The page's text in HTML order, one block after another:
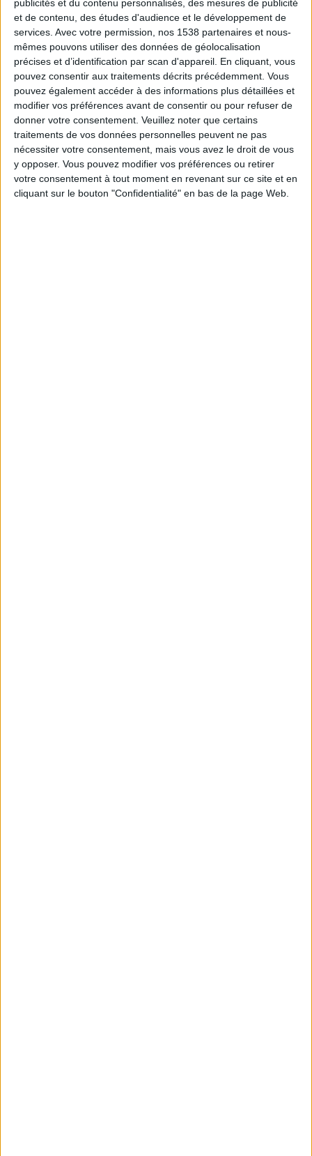
publicités et du contenu personnalisés, des mesures de publicité
et de contenu, des études d'audience et le développement de
services. Avec votre permission, nos 1538 partenaires et nous-
mêmes pouvons utiliser des données de géolocalisation
précises et d’identification par scan d'appareil. En cliquant, vous
pouvez consentir aux traitements décrits précédemment. Vous
pouvez également accéder à des informations plus détaillées et
modifier vos préférences avant de consentir ou pour refuser de
donner votre consentement. Veuillez noter que certains
traitements de vos données personnelles peuvent ne pas
nécessiter votre consentement, mais vous avez le droit de vous
y opposer. Vous pouvez modifier vos préférences ou retirer
votre consentement à tout moment en revenant sur ce site et en
cliquant sur le bouton "Confidentialité" en bas de la page Web.
Bas du Corps en Feu : 30 min Cardio + Renfo
Muscu | GymWaouw 8H avec Léa du
03/09/2025